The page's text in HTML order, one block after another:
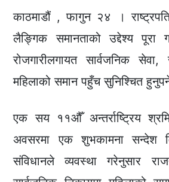
काठमाडौं , फागुन २४ । राष्ट्रपति
लैङ्गिक समानताको उद्देश्य पूरा
रोजगारीलगायत सार्वजनिक
महिलाको समान पहुँच सुनिश्चित
एक सय ११औँ अन्तर्राष्ट्रिय
अवसरमा एक शुभकामना सन्देश
संविधानले व्यवस्था गरेनुसार